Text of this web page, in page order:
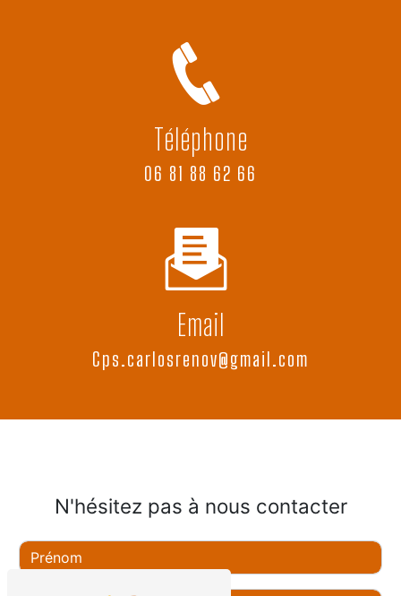
Téléphone
06 81 88 62 66
Email
cps.carlosrenov@gmail.com
N'hésitez pas à nous contacter